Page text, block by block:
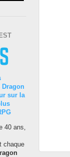
Dragon
sur la
40 ans,
chaque